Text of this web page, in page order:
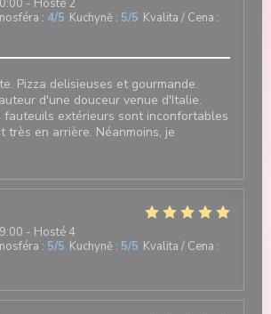
- Hosté 2
: 4/5 Kuchyně : 5/5 Kvalita / Cena :
Pizza delisieuses et gourmande.
d'une douceur venue d'Italie.
fauteuils extérieurs sont inconfortables
très en arrière. Néanmoins, je
- Hosté 4
: 5/5 Kuchyně : 5/5 Kvalita / Cena :